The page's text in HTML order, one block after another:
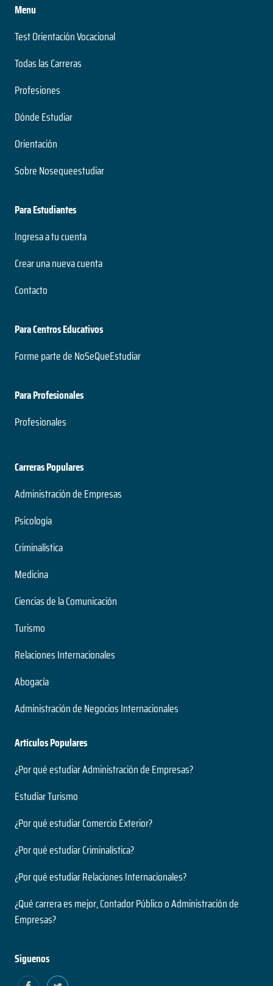
Menu
Test Orientación Vocacional
Todas las Carreras
Profesiones
Dónde Estudiar
Orientación
Sobre Nosequeestudiar
Para Estudiantes
Ingresa a tu cuenta
Crear una nueva cuenta
Contacto
Para Centros Educativos
Forme parte de NoSeQueEstudiar
Para Profesionales
Profesionales
Carreras Populares
Administración de Empresas
Psicología
Criminalística
Medicina
Ciencias de la Comunicación
Turismo
Relaciones Internacionales
Abogacía
Administración de Negocios Internacionales
Artículos Populares
¿Por qué estudiar Administración de Empresas?
Estudiar Turismo
¿Por qué estudiar Comercio Exterior?
¿Por qué estudiar Criminalística?
¿Por qué estudiar Relaciones Internacionales?
¿Qué carrera es mejor, Contador Público o Administración de
Empresas?
Siguenos